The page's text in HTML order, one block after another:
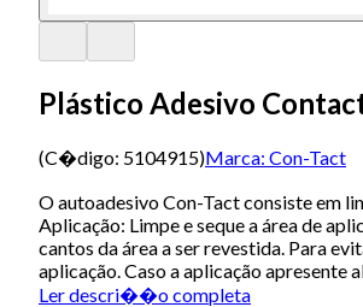
Plástico Adesivo
(C�digo: 5104915)Marca: Con-Tact
O autoadesivo Con-Tact consiste em
Aplicação: Limpe e seque a área de
cantos da área a ser revestida. Para
aplicação. Caso a aplicação
Ler descri��o completa